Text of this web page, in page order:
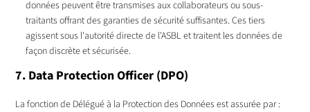
données peuvent être transmises aux collaborateurs ou sous-
traitants offrant des garanties de sécurité suffisantes. Ces tiers
agissent sous l'autorité directe de l'ASBL et traitent les données de
façon discrète et sécurisée.
7. Data Protection Officer (DPO)
La fonction de Délégué à la Protection des Données est assurée par :